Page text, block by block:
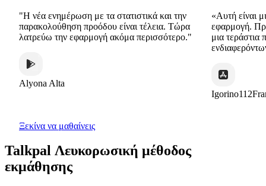
"Η νέα ενημέρωση με τα στατιστικά και την
παρακολούθηση προόδου είναι τέλεια. Τώρα
λατρεύω την εφαρμογή ακόμα περισσότερο."
Alyona Alta
«Αυτή είναι μια
εφαρμογή.
μια τεράστια
ενδιαφερόντων
Igorino112France
Ξεκίνα να μαθαίνεις
Talkpal Λευκορωσική μέθοδος
εκμάθησης